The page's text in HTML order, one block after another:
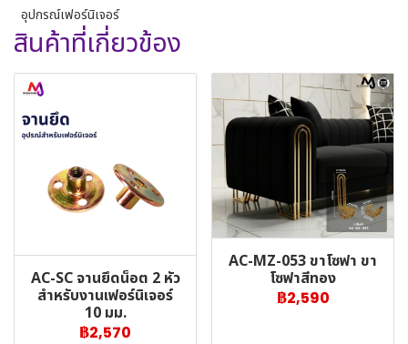
อุปกรณ์เฟอร์นิเจอร์
สินค้าที่เกี่ยวข้อง
AC-SC จานยึดน็อต 2 หัว
สำหรับงานเฟอร์นิเจอร์
10 มม.
฿2,570
AC-MZ-053 ขาโซฟา ขา
โซฟาสีทอง
฿2,590